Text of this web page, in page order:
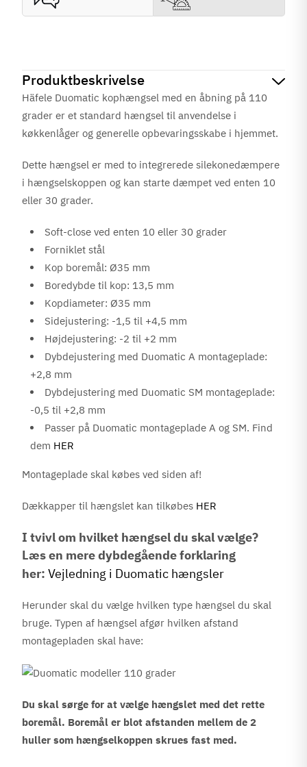
Produktbeskrivelse
Häfele Duomatic kophængsel med en åbning på 110
grader er et standard hængsel til anvendelse i
køkkenlåger og generelle opbevaringsskabe i hjemmet.
Dette hængsel er med to integrerede silekonedæmpere
i hængselskoppen og kan starte dæmpet ved enten 10
eller 30 grader.
Soft-close ved enten 10 eller 30 grader
Forniklet stål
Kop boremål: Ø35 mm
Boredybde til kop: 13,5 mm
Kopdiameter: Ø35 mm
Sidejustering: -1,5 til +4,5 mm
Højdejustering: -2 til +2 mm
Dybdejustering med Duomatic A montageplade:
+2,8 mm
Dybdejustering med Duomatic SM montageplade:
-0,5 til +2,8 mm
Passer på Duomatic montageplade A og SM. Find
dem HER
Montageplade skal købes ved siden af!
Dækkapper til hængslet kan tilkøbes HER
I tvivl om hvilket hængsel du skal vælge?
Læs en mere dybdegående forklaring
her: Vejledning i Duomatic hængsler
Herunder skal du vælge hvilken type hængsel du skal
bruge. Typen af hængsel afgør hvilken afstand
montagepladen skal have:
Du skal sørge for at vælge hængslet med det rette
boremål. Boremål er blot afstanden mellem de 2
huller som hængselkoppen skrues fast med.